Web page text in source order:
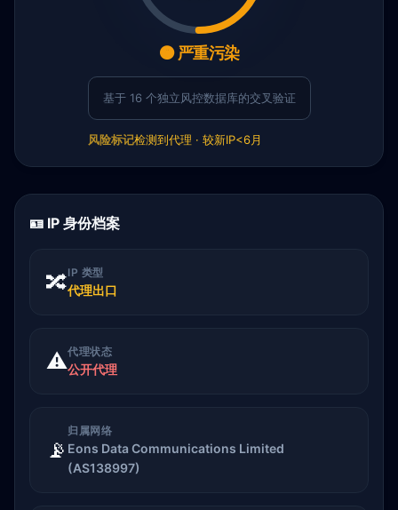
🟠 严重污染
基于 16 个独立风控数据库的交叉验证
风险标记检测到代理 · 较新IP<6月
🪪 IP 身份档案
🔀IP 类型
代理出口
⚠️代理状态
公开代理
📡
归属网络
Eons Data Communications Limited
(AS138997)